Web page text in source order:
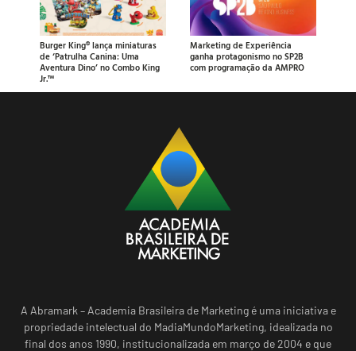
Burger King® lança miniaturas
de ‘Patrulha Canina: Uma
Aventura Dino’ no Combo King
Jr.™
Marketing de Experiência
ganha protagonismo no SP2B
com programação da AMPRO
A Abramark – Academia Brasileira de Marketing é uma iniciativa e
propriedade intelectual do MadiaMundoMarketing, idealizada no
final dos anos 1990, institucionalizada em março de 2004 e que